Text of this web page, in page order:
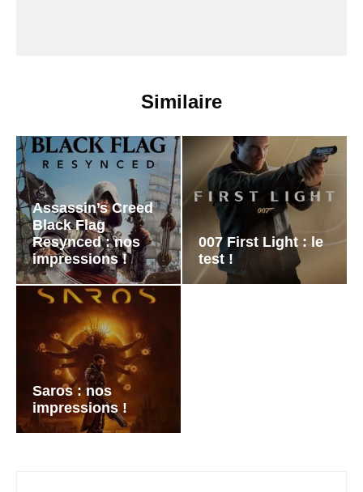
Similaire
Assassin’s Creed
Black Flag
Resynced : nos
impressions !
007 First Light : le
test !
Saros : nos
impressions !